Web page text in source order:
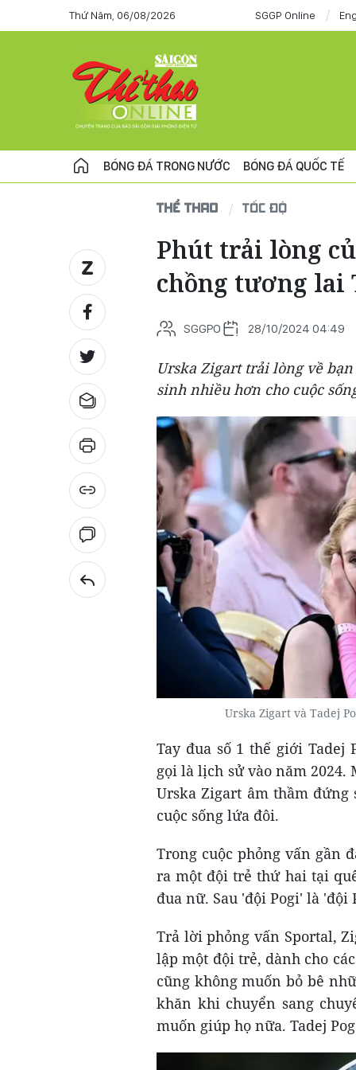
Thứ Năm, 06/08/2026 SGGP Online
BÓNG ĐÁ TRONG NƯỚC BÓNG ĐÁ QUỐC TẾ
THỂ THAO TỐC ĐỘ
Phút trải lòng
chồng tương lai
SGGPO 28/10/2024 04:49
Urska Zigart trải lòng về
sinh nhiều hơn cho cuộc
Urska Zigart và Tadej
Tay đua số 1 thế giới Tadej
gọi là lịch sử vào năm
Urska Zigart âm thầm
cuộc sống lứa đôi.
Trong cuộc phỏng vấn gần
ra một đội trẻ thứ hai tại
đua nữ. Sau 'đội Pogi' là
Trả lời phỏng vấn Sportal,
lập một đội trẻ, dành cho
cũng không muốn bỏ bê
khăn khi chuyển sang
muốn giúp họ nữa. Tadej